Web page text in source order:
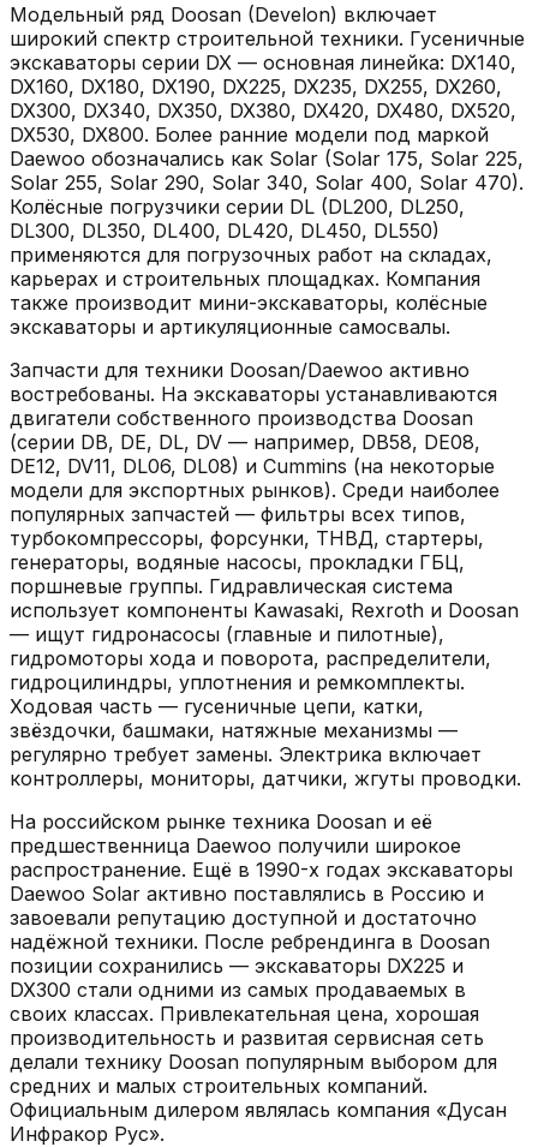
Модельный ряд Doosan (Develon) включает
широкий спектр строительной техники. Гусеничные
экскаваторы серии DX — основная линейка: DX140,
DX160, DX180, DX190, DX225, DX235, DX255, DX260,
DX300, DX340, DX350, DX380, DX420, DX480, DX520,
DX530, DX800. Более ранние модели под маркой
Daewoo обозначались как Solar (Solar 175, Solar 225,
Solar 255, Solar 290, Solar 340, Solar 400, Solar 470).
Колёсные погрузчики серии DL (DL200, DL250,
DL300, DL350, DL400, DL420, DL450, DL550)
применяются для погрузочных работ на складах,
карьерах и строительных площадках. Компания
также производит мини-экскаваторы, колёсные
экскаваторы и артикуляционные самосвалы.
Запчасти для техники Doosan/Daewoo активно
востребованы. На экскаваторы устанавливаются
двигатели собственного производства Doosan
(серии DB, DE, DL, DV — например, DB58, DE08,
DE12, DV11, DL06, DL08) и Cummins (на некоторые
модели для экспортных рынков). Среди наиболее
популярных запчастей — фильтры всех типов,
турбокомпрессоры, форсунки, ТНВД, стартеры,
генераторы, водяные насосы, прокладки ГБЦ,
поршневые группы. Гидравлическая система
использует компоненты Kawasaki, Rexroth и Doosan
— ищут гидронасосы (главные и пилотные),
гидромоторы хода и поворота, распределители,
гидроцилиндры, уплотнения и ремкомплекты.
Ходовая часть — гусеничные цепи, катки,
звёздочки, башмаки, натяжные механизмы —
регулярно требует замены. Электрика включает
контроллеры, мониторы, датчики, жгуты проводки.
На российском рынке техника Doosan и её
предшественница Daewoo получили широкое
распространение. Ещё в 1990-х годах экскаваторы
Daewoo Solar активно поставлялись в Россию и
завоевали репутацию доступной и достаточно
надёжной техники. После ребрендинга в Doosan
позиции сохранились — экскаваторы DX225 и
DX300 стали одними из самых продаваемых в
своих классах. Привлекательная цена, хорошая
производительность и развитая сервисная сеть
делали технику Doosan популярным выбором для
средних и малых строительных компаний.
Официальным дилером являлась компания «Дусан
Инфракор Рус».